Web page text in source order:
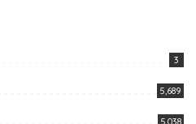
3
5,689
5,038